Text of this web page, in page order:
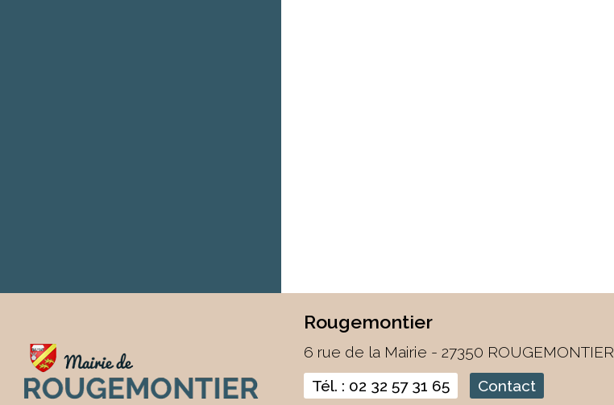
Rougemontier
6 rue de la Mairie - 27350 ROUGEMONTIER
Tél. : 02 32 57 31 65
Contact